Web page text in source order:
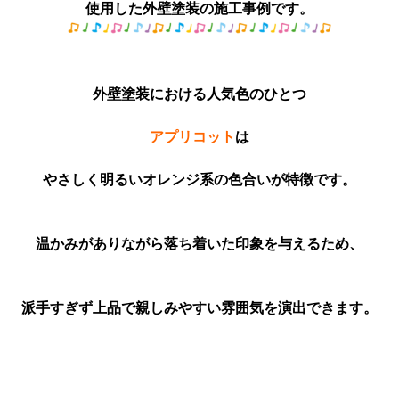
使用した外壁塗装の施工事例です。
外壁塗装における人気色のひとつ
アプリコット は
やさしく明るいオレンジ系の色合いが特徴です。
温かみがありながら落ち着いた印象を与えるため、
派手すぎず上品で親しみやすい雰囲気を演出できます。